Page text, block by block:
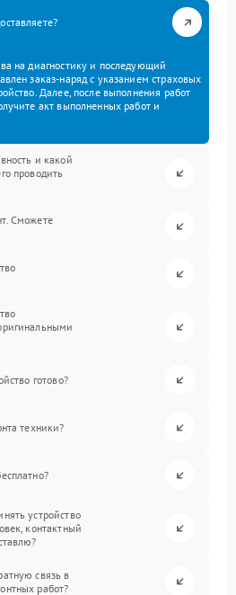
на диагностику и последующий
заказ-наряд с указанием страховых
Далее, после выполнения работ
акт выполненных работ и
и какой
проводить
Сможете
готово?
техники?
устройство
контактный
связь в
работ?